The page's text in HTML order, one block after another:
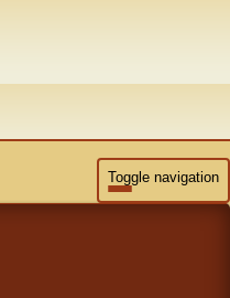
Toggle navigation